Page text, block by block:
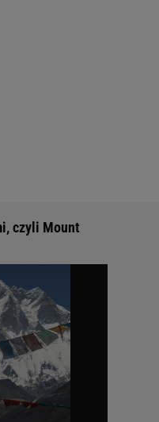
czyli Mount